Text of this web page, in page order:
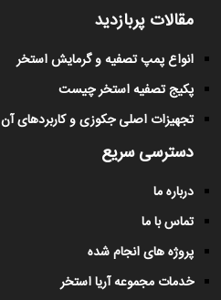
مقالات پربازدید
انواع پمپ تصفیه و گرمایش استخر
پکیج تصفیه استخر چیست
تجهیزات اصلی جکوزی و کاربردهای آن
دسترسی سریع
درباره ما
تماس با ما
پروژه های انجام شده
خدمات مجموعه آریا استخر